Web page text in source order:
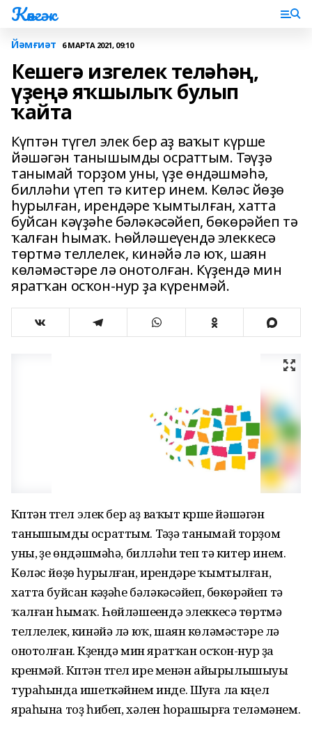
Көнгәк
Йәмғиәт 6 МАРТА 2021, 09:10
Кешегә изгелек теләһәң,
үҙеңә яҡшылыҡ булып
ҡайта
Күптән түгел элек бер аҙ ваҡыт күрше
йәшәгән танышымды осраттым. Тәүҙә
танымай торҙом уны, үҙе өндәшмәһә,
билләһи үтеп тә китер инем. Көләс йөҙө
һурылған, ирендәре ҡымтылған, хатта
буйсан кәүҙәһе бәләкәсәйеп, бөкөрәйеп тә
ҡалған һымаҡ. Һөйләшеүендә элеккесә
төртмә теллелек, кинәйә лә юҡ, шаян
көләмәстәре лә онотолған. Күҙендә мин
яратҡан осҡон-нур ҙа күренмәй.
Күптән түгел элек бер аҙ ваҡыт күрше йәшәгән
танышымды осраттым. Тәүҙә танымай торҙом
уны, үҙе өндәшмәһә, билләһи үтеп тә китер инем.
Көләс йөҙө һурылған, ирендәре ҡымтылған,
хатта буйсан кәүҙәһе бәләкәсәйеп, бөкөрәйеп тә
ҡалған һымаҡ. Һөйләшеүендә элеккесә төртмә
теллелек, кинәйә лә юҡ, шаян көләмәстәре лә
онотолған. Күҙендә мин яратҡан осҡон-нур ҙа
күренмәй. Күптән түгел ире менән айырылышыуы
тураһында ишеткәйнем инде. Шуға ла күңел
яраһына тоҙ һибеп, хәлен һорашырға теләмәнем.